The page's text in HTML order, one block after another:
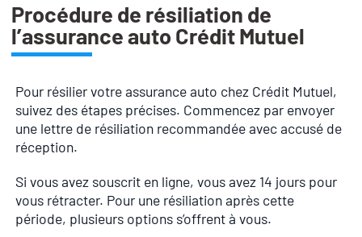
Procédure de résiliation de
l’assurance auto Crédit Mutuel
Pour résilier votre assurance auto chez Crédit Mutuel,
suivez des étapes précises. Commencez par envoyer
une lettre de résiliation recommandée avec accusé de
réception.
Si vous avez souscrit en ligne, vous avez 14 jours pour
vous rétracter. Pour une résiliation après cette
période, plusieurs options s’offrent à vous.